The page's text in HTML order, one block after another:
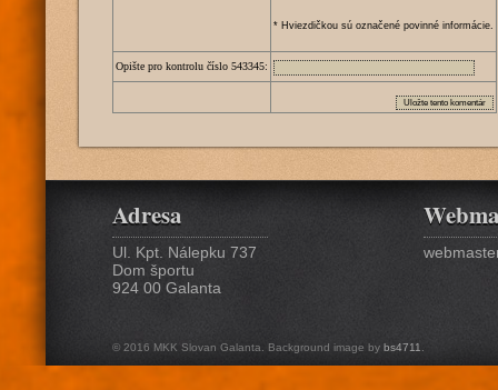
* Hviezdičkou sú označené povinné informácie.
Opište pro kontrolu číslo 543345:
Adresa
Ul. Kpt. Nálepku 737
Dom športu
924 00 Galanta
© 2016 MKK Slovan Galanta. Background image by bs4711